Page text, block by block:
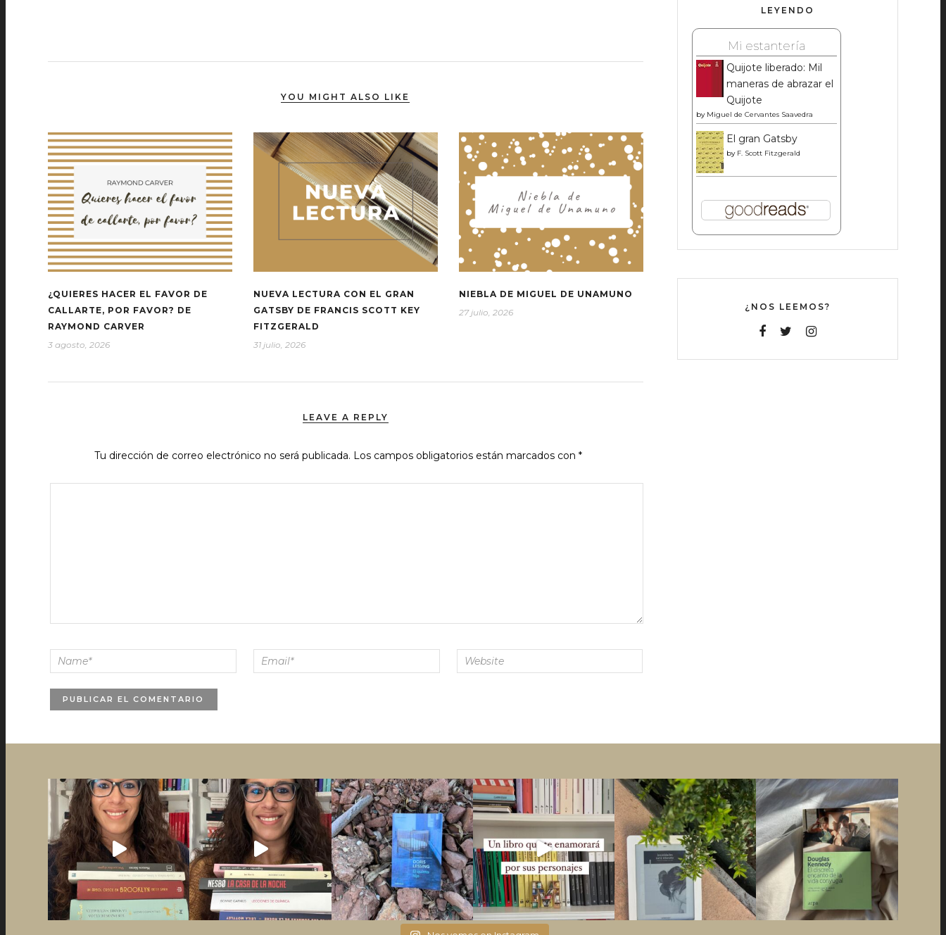
YOU MIGHT ALSO LIKE
¿QUIERES HACER EL FAVOR DE
CALLARTE, POR FAVOR? DE
RAYMOND CARVER
3 agosto, 2026
NUEVA LECTURA CON EL GRAN
GATSBY DE FRANCIS SCOTT KEY
FITZGERALD
31 julio, 2026
NIEBLA DE MIGUEL DE UNAMUNO
27 julio, 2026
LEAVE A REPLY
Tu dirección de correo electrónico no será publicada. Los campos obligatorios están marcados con *
LEYENDO
Mi estantería
Quijote liberado: Mil
maneras de abrazar el
Quijote
by Miguel de Cervantes Saavedra
El gran Gatsby
by F. Scott Fitzgerald
¿NOS LEEMOS?